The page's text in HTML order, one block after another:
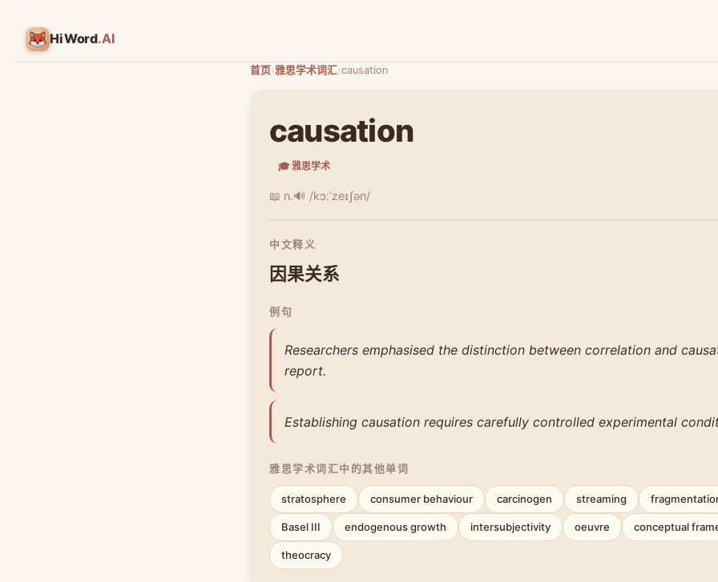
HiWord.AI
首页›雅思学术词汇›causation
causation
🎓 雅思学术
📖 n.🔊 /kɔːˈzeɪʃən/
中文释义
因果关系
例句
Researchers emphasised the distinction between correlation and
report.
Establishing causation requires carefully controlled experimental
雅思学术词汇中的其他单词
stratosphere consumer behaviour carcinogen streaming
Basel III endogenous growth intersubjectivity oeuvre conceptual
theocracy